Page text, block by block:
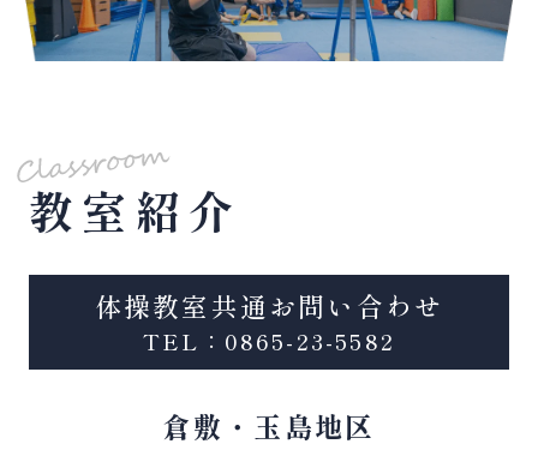
教室紹介
体操教室共通お問い合わせ
TEL：0865-23-5582
倉敷・玉島地区